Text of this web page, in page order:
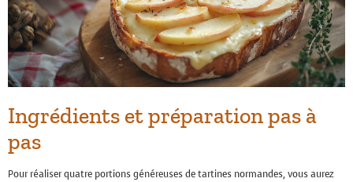
Ingrédients et préparation pas à
pas
Pour réaliser quatre portions généreuses de tartines normandes, vous aurez